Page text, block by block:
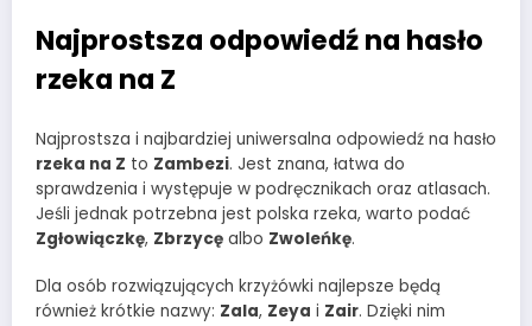
Najprostsza odpowiedź na hasło
rzeka na Z
Najprostsza i najbardziej uniwersalna odpowiedź na hasło
rzeka na Z to Zambezi. Jest znana, łatwa do
sprawdzenia i występuje w podręcznikach oraz atlasach.
Jeśli jednak potrzebna jest polska rzeka, warto podać
Zgłowiączkę, Zbrzycę albo Zwoleńkę.
Dla osób rozwiązujących krzyżówki najlepsze będą
również krótkie nazwy: Zala, Zeya i Zair. Dzięki nim